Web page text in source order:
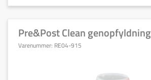
Pre&Post Clean genopfyldning
Varenummer: RE04-915